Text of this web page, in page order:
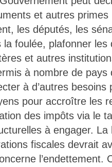
et autres
les députés, les
foulée, plafonner les
et autres
à nombre de pays
à d’autres
pour accroître les
des impôts via le
à engager.
fiscales devrait
l’endettement.